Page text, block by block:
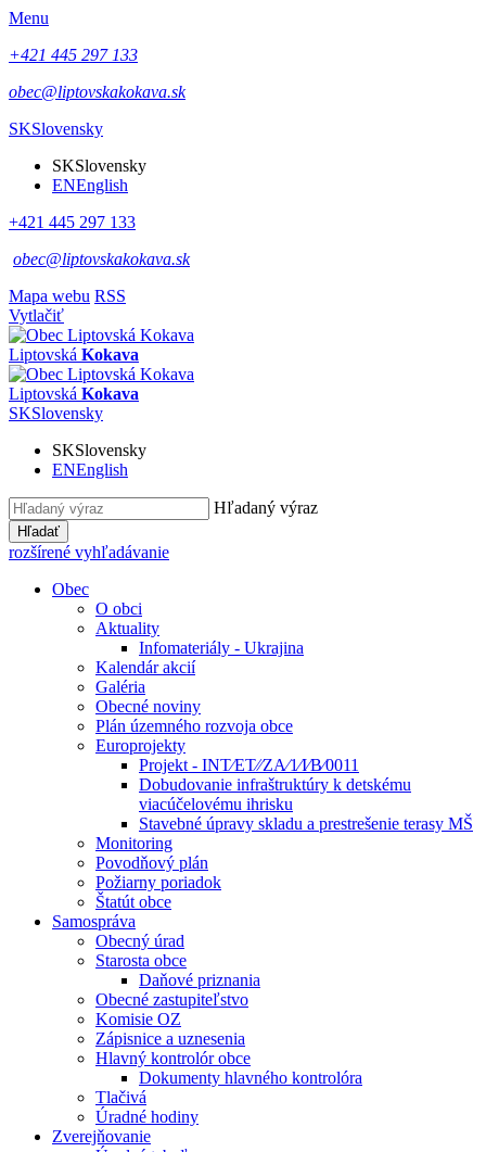
Menu
+421 445 297 133
obec@liptovskakokava.sk
SKSlovensky
SKSlovensky
ENEnglish
+421 445 297 133
obec@liptovskakokava.sk
Mapa webu RSS
Vytlačiť
Liptovská Kokava
Liptovská Kokava
SKSlovensky
SKSlovensky
ENEnglish
Hľadaný výraz
Hľadať
rozšírené vyhľadávanie
Obec
O obci
Aktuality
Infomateriály - Ukrajina
Kalendár akcií
Galéria
Obecné noviny
Plán územného rozvoja obce
Europrojekty
Projekt - INT⁄ET⁄⁄ZA⁄1⁄I⁄B⁄0011
Dobudovanie infraštruktúry k detskému
viacúčelovému ihrisku
Stavebné úpravy skladu a prestrešenie terasy MŠ
Monitoring
Povodňový plán
Požiarny poriadok
Štatút obce
Samospráva
Obecný úrad
Starosta obce
Daňové priznania
Obecné zastupiteľstvo
Komisie OZ
Zápisnice a uznesenia
Hlavný kontrolór obce
Dokumenty hlavného kontrolóra
Tlačivá
Úradné hodiny
Zverejňovanie